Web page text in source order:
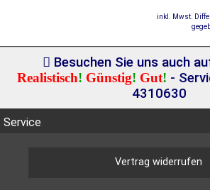
inkl. Mwst.
Besuchen Sie uns auch
Realistisch! Günstig! Gut! -
4310630
Service
Vertrag widerrufen